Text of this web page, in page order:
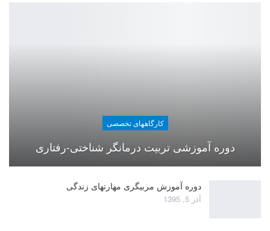
کارگاههای تخصصی
دوره آموزشی تربیت درمانگر شناختی-رفتاری
دوره آموزش مربیگری مهارتهای زندگی
آذر 5, 1395